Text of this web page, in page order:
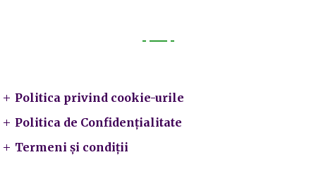
Politica privind cookie-urile
Politica de Confidențialitate
Termeni și condiții